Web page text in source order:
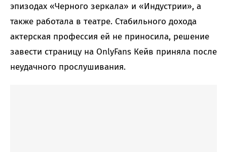
эпизодах «Черного зеркала» и «Индустрии», а
также работала в театре. Стабильного дохода
актерская профессия ей не приносила, решение
завести страницу на OnlyFans Кейв приняла после
неудачного прослушивания.